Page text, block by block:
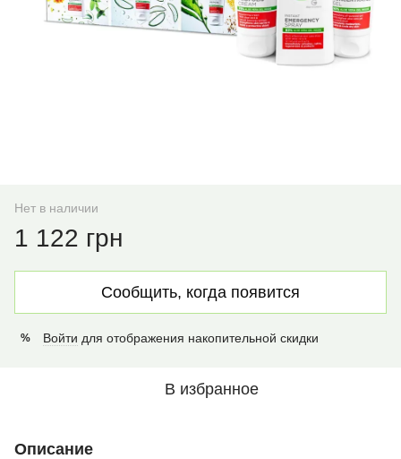
Нет в наличии
1 122 грн
Сообщить, когда появится
% Войти для отображения накопительной скидки
В избранное
Описание